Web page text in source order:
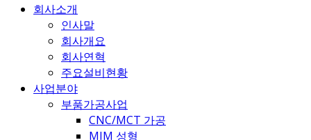
회사소개
인사말
회사개요
회사연혁
주요설비현황
사업분야
부품가공사업
CNC/MCT 가공
MIM 성형